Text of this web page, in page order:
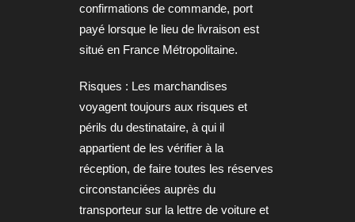
confirmations de commande, port
payé lorsque le lieu de livraison est
situé en France Métropolitaine.
Risques : Les marchandises
voyagent toujours aux risques et
périls du destinataire, à qui il
appartient de les vérifier à la
réception, de faire toutes les réserves
circonstanciées auprès du
transporteur sur la lettre de voiture et